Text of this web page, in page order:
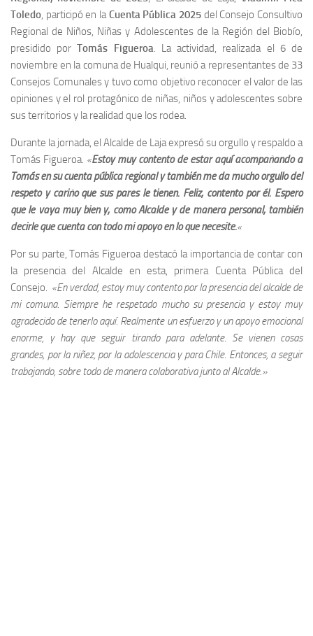
Toledo, participó en laCuenta Pública 2025 del Consejo Consultivo
Regional de Niños, Niñas y Adolescentes de la Región del Biobío,
presidido porTomás Figueroa. La actividad, realizada el 6 de
noviembre en la comuna de Hualqui, reunió a representantes de 33
Consejos Comunales y tuvo como objetivo reconocer el valor de las
opiniones y el rol protagónico de niñas, niños y adolescentes sobre
sus territorios y la realidad que los rodea.
Durante la jornada, el Alcalde de Laja expresó su orgullo y respaldo a
Tomás Figueroa. «Estoy muy contento de estar aquí acompañando a
Tomás en su cuenta pública regional y también me da mucho orgullo del
respeto y cariño que sus pares le tienen. Feliz, contento por él. Espero
que le vaya muy bien y, como Alcalde y de manera personal, también
decirle que cuenta con todo mi apoyo en lo que necesite.«
Por su parte, Tomás Figueroa destacó la importancia de contar con
la presencia del Alcalde en esta, primera Cuenta Pública del
Consejo. «En verdad, estoy muy contento por la presencia del alcalde de
mi comuna. Siempre he respetado mucho su presencia y estoy muy
agradecido de tenerlo aquí. Realmente un esfuerzo y un apoyo emocional
enorme, y hay que seguir tirando para adelante. Se vienen cosas
grandes, por la niñez, por la adolescencia y para Chile. Entonces, a seguir
trabajando, sobre todo de manera colaborativa junto al Alcalde.»